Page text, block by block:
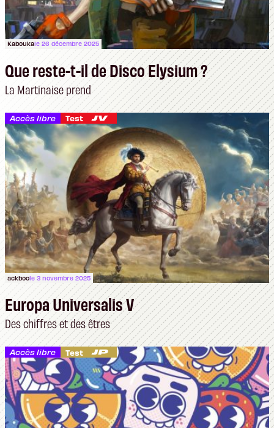
Kaboukale 26 décembre 2025
Que reste-t-il de Disco Elysium ?
La Martinaise prend
Accès libre Test
ackboole 3 novembre 2025
Europa Universalis V
Des chiffres et des êtres
Accès libre Test